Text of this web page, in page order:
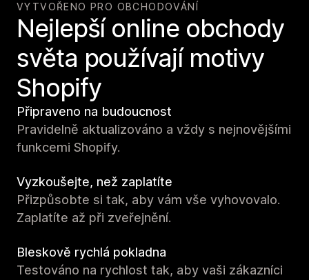
VYTVOŘENO PRO OBCHODOVÁNÍ
Nejlepší online obchody
světa používají motivy
Shopify
Připraveno na budoucnost
Pravidelně aktualizováno a vždy s nejnovějšími
funkcemi Shopify.
Vyzkoušejte, než zaplatíte
Přizpůsobte si tak, aby vám vše vyhovovalo.
Zaplatíte až při zveřejnění.
Bleskově rychlá pokladna
Testováno na rychlost tak, aby vaši zákazníci